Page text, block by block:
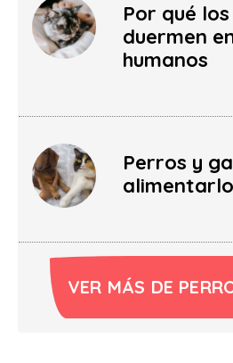
Por qué
duermen
humanos
Perros y
VER MÁS DE